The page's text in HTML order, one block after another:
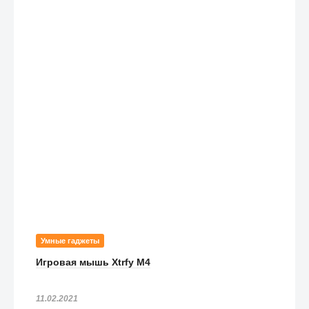
Умные гаджеты
Игровая мышь Xtrfy M4
11.02.2021